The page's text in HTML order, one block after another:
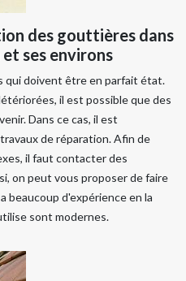
des gouttières dans
ses environs
qui doivent être en parfait état.
il est possible que des
Dans ce cas, il est
de réparation. Afin de
il faut contacter des
on peut vous proposer de faire
beaucoup d'expérience en la
sont modernes.